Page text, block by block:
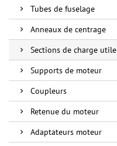
Tubes de fuselage
Anneaux de centrage
Sections de charge utile
Supports de moteur
Coupleurs
Retenue du moteur
Adaptateurs moteur